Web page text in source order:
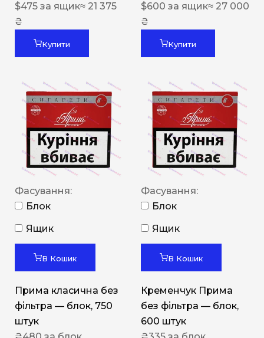
$475 за ящик≈ 21 375
₴
Купити
$600 за ящик≈ 27 000
₴
Купити
Фасування:
Блок
Ящик
В Кошик
Прима класична без
фільтра — блок, 750
штук
Фасування:
Блок
Ящик
В Кошик
Кременчук Прима
без фільтра — блок,
600 штук